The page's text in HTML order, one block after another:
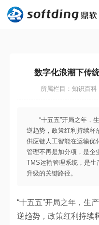
数字化浪潮下传
所属栏目：知识百科
“十五五”开局之年，
逆趋势，政策红利持续释
供应链人工智能在运输优
管理不再是加分项，是企
TMS运输管理系统，是生
升级的关键路径。
“十五五”开局之年，生
逆趋势，政策红利持续